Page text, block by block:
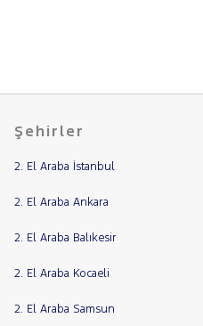
Şehirler
2. El Araba İstanbul
2. El Araba Ankara
2. El Araba Balıkesir
2. El Araba Kocaeli
2. El Araba Samsun